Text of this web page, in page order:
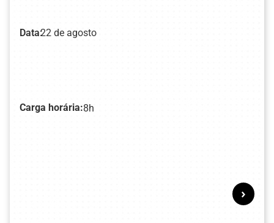
Data:22 de agosto
Carga horária:8h